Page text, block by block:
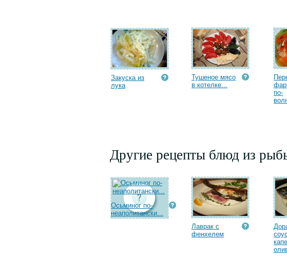
Закуска из
лука
Тушеное мясо
в котелке...
по-
Другие рецепты блюд из
Осьминог по-
неаполитански...
Лаврак с
фенхелем